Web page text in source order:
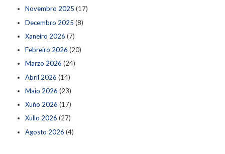
Novembro 2025 (17)
Decembro 2025 (8)
Xaneiro 2026 (7)
Febreiro 2026 (20)
Marzo 2026 (24)
Abril 2026 (14)
Maio 2026 (23)
Xuño 2026 (17)
Xullo 2026 (27)
Agosto 2026 (4)